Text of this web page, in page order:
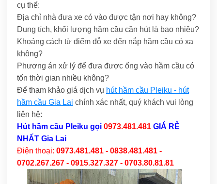
cụ thể:
Địa chỉ nhà đưa xe có vào được tận nơi hay không?
Dung tích, khối lượng hầm cầu cần hút là bao nhiêu?
Khoảng cách từ điểm đỗ xe đến nắp hầm cầu có xa
không?
Phương án xử lý để đưa được ống vào hầm cầu có
tốn thời gian nhiều không?
Để tham khảo giá dịch vụ hút hầm cầu Pleiku - hút
hầm cầu Gia Lai chính xác nhất, quý khách vui lòng
liên hệ:
Hút hầm cầu Pleiku gọi 0973.481.481 GIÁ RẺ
NHẤT Gia Lai
Điện thoại: 0973.481.481 - 0838.481.481 -
0702.267.267 - 0915.327.327 - 0703.80.81.81